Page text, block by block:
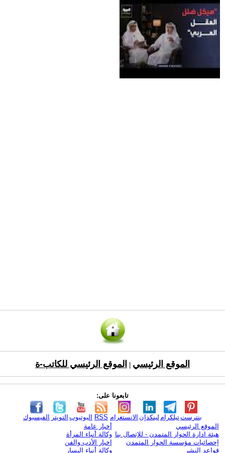
الموقع الرئيسي الموقع الرئيسي للكاتب-ة
تابعونا على:
الفيسبوك التويتر اليوتيوب RSS الانستغرام لينكدإن تيلكرامبنترست
الموقع الرئيسي
هيئة ادارة الحوار المتمدن - للإتصال بنا
إحصائيات مؤسسة الحوار المتمدن
قواعد النشر
أخبار عامة
وكالة أنباء المرأة
اخبار الأدب والفن
وكالة أنباء اليسار